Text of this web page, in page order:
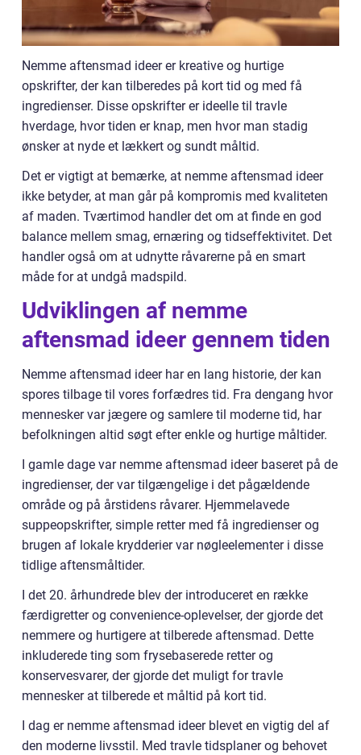
Nemme aftensmad ideer er kreative og hurtige
opskrifter, der kan tilberedes på kort tid og med få
ingredienser. Disse opskrifter er ideelle til travle
hverdage, hvor tiden er knap, men hvor man stadig
ønsker at nyde et lækkert og sundt måltid.
Det er vigtigt at bemærke, at nemme aftensmad ideer
ikke betyder, at man går på kompromis med kvaliteten
af maden. Tværtimod handler det om at finde en god
balance mellem smag, ernæring og tidseffektivitet. Det
handler også om at udnytte råvarerne på en smart
måde for at undgå madspild.
Udviklingen af nemme
aftensmad ideer gennem tiden
Nemme aftensmad ideer har en lang historie, der kan
spores tilbage til vores forfædres tid. Fra dengang hvor
mennesker var jægere og samlere til moderne tid, har
befolkningen altid søgt efter enkle og hurtige måltider.
I gamle dage var nemme aftensmad ideer baseret på de
ingredienser, der var tilgængelige i det pågældende
område og på årstidens råvarer. Hjemmelavede
suppeopskrifter, simple retter med få ingredienser og
brugen af lokale krydderier var nøgleelementer i disse
tidlige aftensmåltider.
I det 20. århundrede blev der introduceret en række
færdigretter og convenience-oplevelser, der gjorde det
nemmere og hurtigere at tilberede aftensmad. Dette
inkluderede ting som frysebaserede retter og
konservesvarer, der gjorde det muligt for travle
mennesker at tilberede et måltid på kort tid.
I dag er nemme aftensmad ideer blevet en vigtig del af
den moderne livsstil. Med travle tidsplaner og behovet